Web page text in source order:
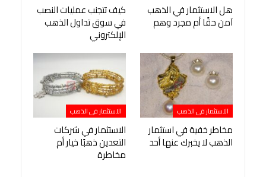
هل الاستثمار في الذهب
آمن حقًا أم مجرد وهم
كيف تتجنب عمليات النصب
في سوق تداول الذهب
الإلكتروني
الاستثمار فى الذهب
مخاطر خفية في استثمار
الذهب لا يخبرك عنها أحد
الاستثمار فى الذهب
الاستثمار في شركات
التعدين ذهبًا خيار أم
مخاطرة